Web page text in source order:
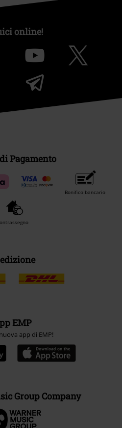
online!
Pagamento
Bonifico bancario
EMP
app di EMP!
Group Company